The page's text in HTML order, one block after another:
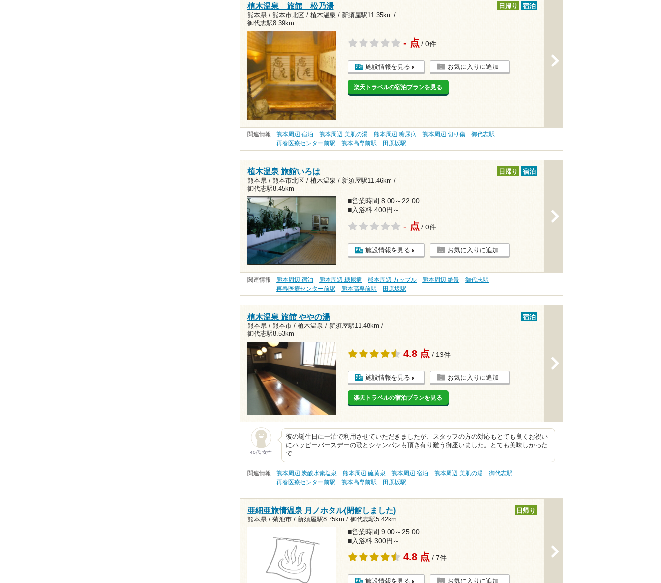
植木温泉 旅館 松乃湯
熊本県 / 熊本市北区 / 植木温泉 / 新須屋駅11.35km /
御代志駅8.39km
日帰り 宿泊
- 点 / 0件
施設情報を見る お気に入りに追加
楽天トラベルの宿泊プランを見る
関連情報 熊本周辺 宿泊 熊本周辺 美肌の湯 熊本周辺 糖尿病 熊本周辺 切り傷
御代志駅
再春医療センター前駅
熊本高専前駅 田原坂駅
植木温泉 旅館いろは
熊本県 / 熊本市北区 / 植木温泉 / 新須屋駅11.46km /
御代志駅8.45km
日帰り 宿泊
■営業時間 8:00～22:00
■入浴料 400円～
- 点 / 0件
施設情報を見る お気に入りに追加
関連情報 熊本周辺 宿泊 熊本周辺 糖尿病 熊本周辺 カップル 熊本周辺 絶景
御代志駅
再春医療センター前駅
熊本高専前駅 田原坂駅
植木温泉 旅館 ややの湯
熊本県 / 熊本市 / 植木温泉 / 新須屋駅11.48km /
御代志駅8.53km
宿泊
4.8 点 / 13件
施設情報を見る お気に入りに追加
楽天トラベルの宿泊プランを見る
40代 女性
彼の誕生日に一泊で利用させていただきましたが、スタッフの方の対応もとても良くお祝い
にハッピーバースデーの歌とシャンパンも頂き有り難う御座いました。とても美味しかった
で…
関連情報 熊本周辺 炭酸水素塩泉 熊本周辺 硫黄泉 熊本周辺 宿泊 熊本周辺 美肌の湯
御代志駅
再春医療センター前駅
熊本高専前駅 田原坂駅
亜細亜旅情温泉 月ノホタル(閉館しました)
熊本県 / 菊池市 / 新須屋駅8.75km / 御代志駅5.42km
日帰り
■営業時間 9:00～25:00
■入浴料 300円～
4.8 点 / 7件
施設情報を見る お気に入りに追加